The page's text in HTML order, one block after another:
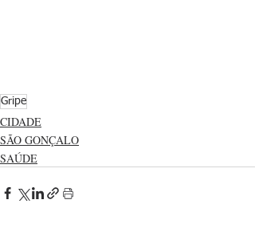
Gripe
CIDADE
SÃO GONÇALO
SAÚDE